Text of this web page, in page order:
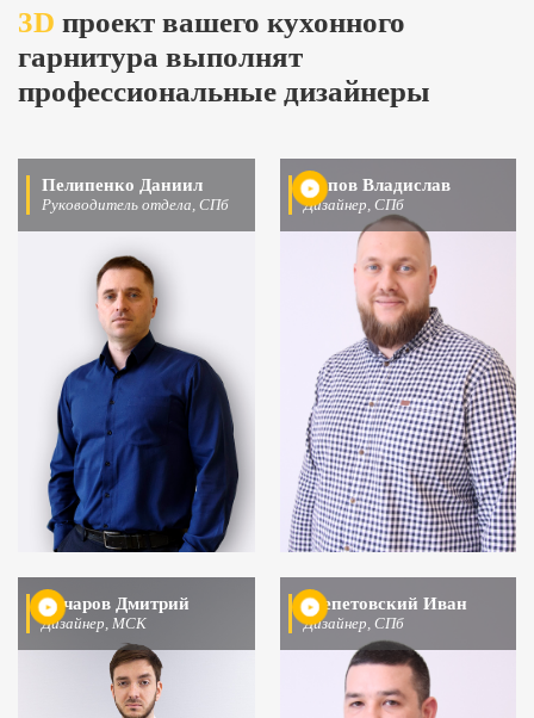
3D проект вашего кухонного
гарнитура выполнят
профессиональные дизайнеры
Пелипенко Даниил
Руководитель отдела, СПб
Попов Владислав
Дизайнер, СПб
Бочаров Дмитрий
Дизайнер, МСК
Шепетовский Иван
Дизайнер, СПб